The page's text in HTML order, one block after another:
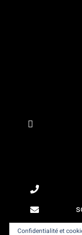
Confidentialité et